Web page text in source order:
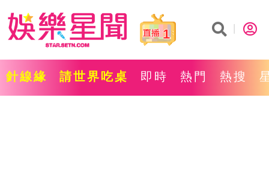
1
針線緣 請世界吃桌 即時 熱門 熱搜